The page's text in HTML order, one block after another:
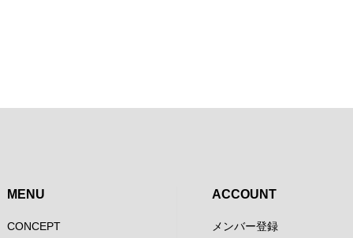
MENU
CONCEPT
ACCOUNT
メンバー登録